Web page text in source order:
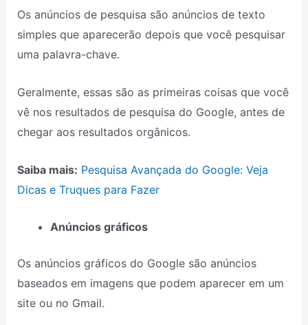
Os anúncios de pesquisa são anúncios de texto
simples que aparecerão depois que você pesquisar
uma palavra-chave.
Geralmente, essas são as primeiras coisas que você
vê nos resultados de pesquisa do Google, antes de
chegar aos resultados orgânicos.
Saiba mais: Pesquisa Avançada do Google: Veja
Dicas e Truques para Fazer
Anúncios gráficos
Os anúncios gráficos do Google são anúncios
baseados em imagens que podem aparecer em um
site ou no Gmail.